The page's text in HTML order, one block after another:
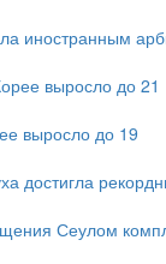
выросло до 21
выросло до 19
достигла
Сеулом